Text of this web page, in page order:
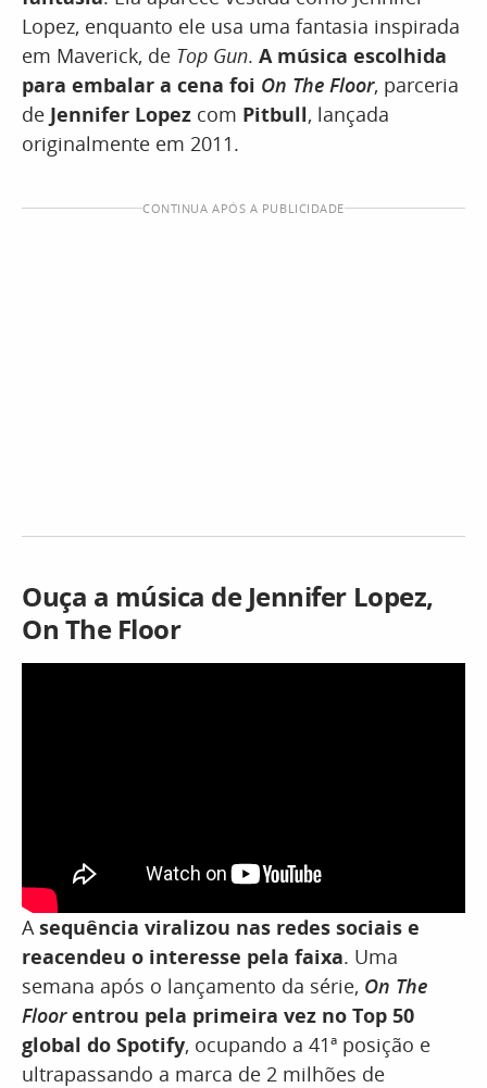
Lopez, enquanto ele usa uma fantasia inspirada
em Maverick, de Top Gun. A música escolhida
para embalar a cena foi On The Floor, parceria
de Jennifer Lopez com Pitbull, lançada
originalmente em 2011.
CONTINUA APÓS A PUBLICIDADE
Ouça a música de Jennifer Lopez,
On The Floor
A sequência viralizou nas redes sociais e
reacendeu o interesse pela faixa. Uma
semana após o lançamento da série, On The
Floorentrou pela primeira vez no Top 50
global do Spotify, ocupando a 41ª posição e
ultrapassando a marca de 2 milhões de